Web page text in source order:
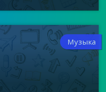
Музыка